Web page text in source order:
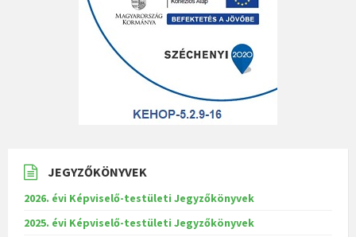
JEGYZŐKÖNYVEK
2026. évi Képviselő-testületi Jegyzőkönyvek
2025. évi Képviselő-testületi Jegyzőkönyvek